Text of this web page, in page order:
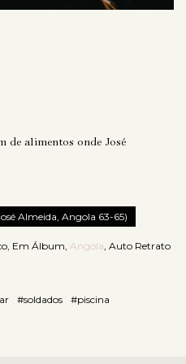
de alimentos onde José
Almeida, Angola 63-65)
, Em Álbum, Angola, Auto Retrato
#soldados #piscina